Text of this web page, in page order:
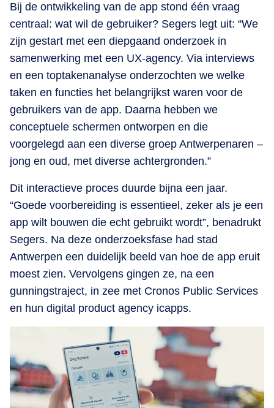
Bij de ontwikkeling van de app stond één vraag
centraal: wat wil de gebruiker? Segers legt uit: “We
zijn gestart met een diepgaand onderzoek in
samenwerking met een UX-agency. Via interviews
en een toptakenanalyse onderzochten we welke
taken en functies het belangrijkst waren voor de
gebruikers van de app. Daarna hebben we
conceptuele schermen ontworpen en die
voorgelegd aan een diverse groep Antwerpenaren –
jong en oud, met diverse achtergronden.”
Dit interactieve proces duurde bijna een jaar.
“Goede voorbereiding is essentieel, zeker als je een
app wilt bouwen die echt gebruikt wordt”, benadrukt
Segers. Na deze onderzoeksfase had stad
Antwerpen een duidelijk beeld van hoe de app eruit
moest zien. Vervolgens gingen ze, na een
gunningstraject, in zee met Cronos Public Services
en hun digital product agency icapps.